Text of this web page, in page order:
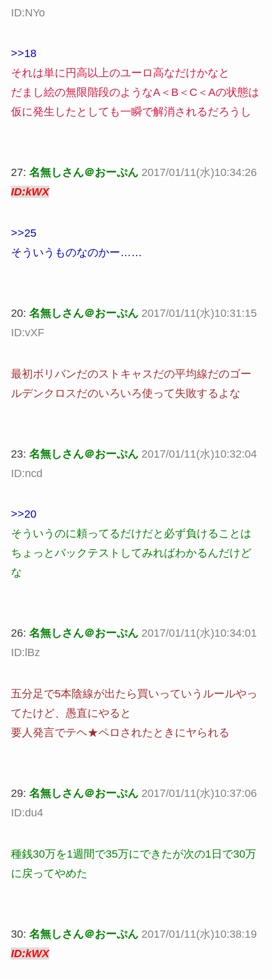
ID:NYo
>>18
それは単に円高以上のユーロ高なだけかなと
だまし絵の無限階段のようなA＜B＜C＜Aの状態は
仮に発生したとしても一瞬で解消されるだろうし
27: 名無しさん＠おーぷん 2017/01/11(水)10:34:26
ID:kWX
>>25
そういうものなのかー……
20: 名無しさん＠おーぷん 2017/01/11(水)10:31:15
ID:vXF
最初ボリバンだのストキャスだの平均線だのゴー
ルデンクロスだのいろいろ使って失敗するよな
23: 名無しさん＠おーぷん 2017/01/11(水)10:32:04
ID:ncd
>>20
そういうのに頼ってるだけだと必ず負けることは
ちょっとバックテストしてみればわかるんだけど
な
26: 名無しさん＠おーぷん 2017/01/11(水)10:34:01
ID:lBz
五分足で5本陰線が出たら買いっていうルールやっ
てたけど、愚直にやると
要人発言でテヘ★ペロされたときにヤられる
29: 名無しさん＠おーぷん 2017/01/11(水)10:37:06
ID:du4
種銭30万を1週間で35万にできたが次の1日で30万
に戻ってやめた
30: 名無しさん＠おーぷん 2017/01/11(水)10:38:19
ID:kWX